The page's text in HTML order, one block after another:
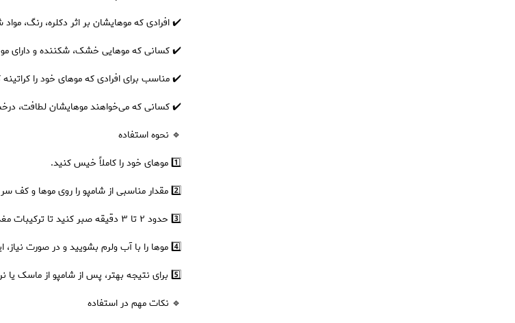
✔️ افرادی که موهایشان بر اثر دکلره، رنگ،
✔️ کسانی که موهایی خشک، شکننده و دارای
✔️ مناسب برای افرادی که موهای خود را
✔️ کسانی که می‌خواهند موهایشان لطافت،
🔹 نحوه استفاده
1️⃣ موهای خود را کاملاً خیس کنید.
2️⃣ مقدار مناسبی از شامپو را روی موها و کف سر ماساژ دهید تا کف کند.
3️⃣ حدود ۲ تا ۳ دقیقه صبر کنید تا ترکیبات مغذی جذب شوند.
4️⃣ موها را با آب ولرم بشویید و در صورت نیاز، این فرآیند را تکرار کنید.
5️⃣ برای نتیجه بهتر، پس از شامپو از ماسک یا نرم‌کننده مخصوص موهای آسیب‌دیده استفاده کنید.
🔹 نکات مهم در استفاده